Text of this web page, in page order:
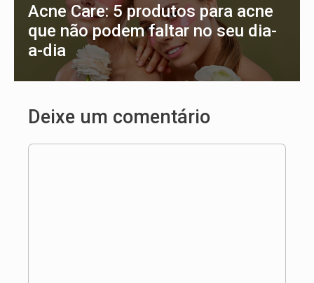
Acne Care: 5 produtos para acne
que não podem faltar no seu dia-
a-dia
Deixe um comentário
Comentário